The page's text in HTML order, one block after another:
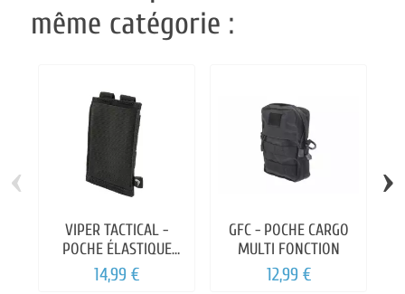
même catégorie :
VIPER TACTICAL -
POCHE ÉLASTIQUE
SIMPLE M4
14,99 €
GFC - POCHE CARGO
MULTI FONCTION
12,99 €
‹ ›